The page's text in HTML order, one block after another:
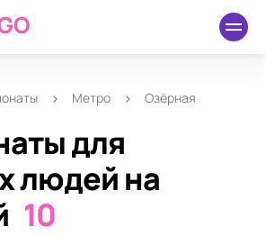
Метро Озёрная
для
людей на
10